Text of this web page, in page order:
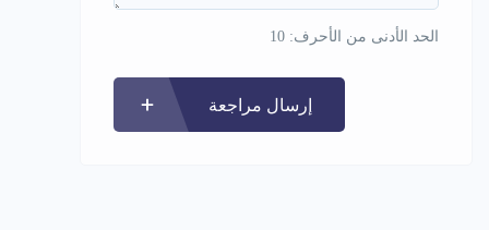
الحد الأدنى من الأحرف: 10
إرسال مراجعة